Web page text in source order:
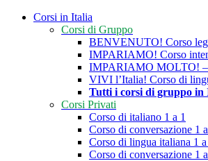
search
Menu
Corsi in Italia
Corsi di Gruppo
BENVENUTO! Corso
IMPARIAMO! Corso
IMPARIAMO MOLTO! –
VIVI l’Italia! Corso di
Tutti i corsi di gruppo in
Corsi Privati
Corso di italiano 1 a 1
Corso di conversazione 1
Corso di lingua italiana 1 a
Corso di conversazione 1